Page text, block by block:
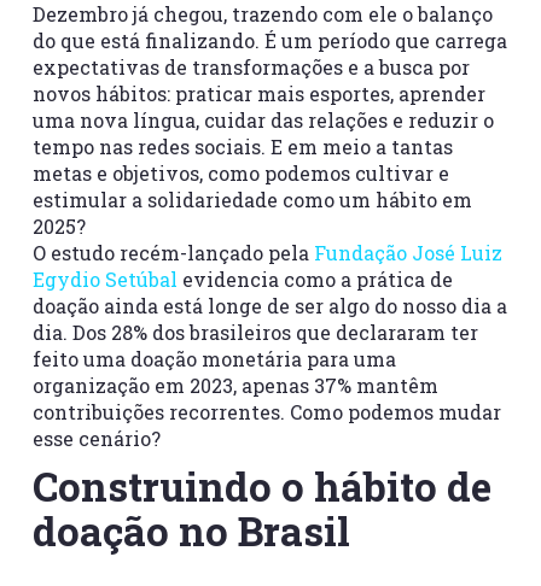
Dezembro já chegou, trazendo com ele o balanço
do que está finalizando. É um período que carrega
expectativas de transformações e a busca por
novos hábitos: praticar mais esportes, aprender
uma nova língua, cuidar das relações e reduzir o
tempo nas redes sociais. E em meio a tantas
metas e objetivos, como podemos cultivar e
estimular a solidariedade como um hábito em
2025?
O estudo recém-lançado pela Fundação José Luiz
Egydio Setúbal evidencia como a prática de
doação ainda está longe de ser algo do nosso dia a
dia. Dos 28% dos brasileiros que declararam ter
feito uma doação monetária para uma
organização em 2023, apenas 37% mantêm
contribuições recorrentes. Como podemos mudar
esse cenário?
Construindo o hábito de
doação no Brasil